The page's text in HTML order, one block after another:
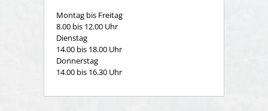
Montag bis Freitag
8.00 bis 12.00 Uhr
Dienstag
14.00 bis 18.00 Uhr
Donnerstag
14.00 bis 16.30 Uhr